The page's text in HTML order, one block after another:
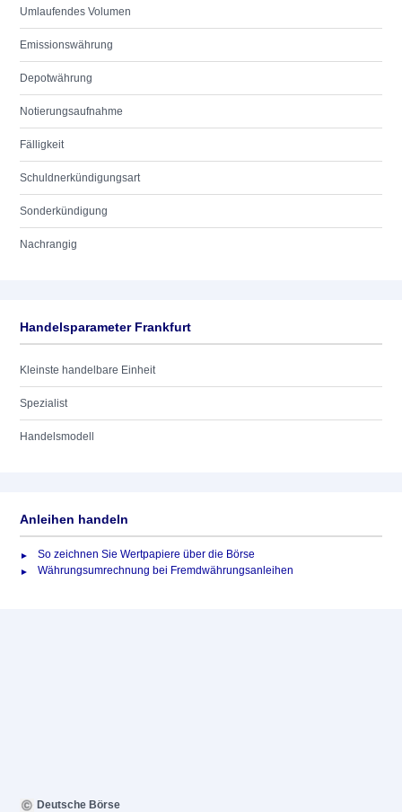
Umlaufendes Volumen
Emissionswährung
Depotwährung
Notierungsaufnahme
Fälligkeit
Schuldnerkündigungsart
Sonderkündigung
Nachrangig
Handelsparameter Frankfurt
Kleinste handelbare Einheit
Spezialist
Handelsmodell
Anleihen handeln
So zeichnen Sie Wertpapiere über die Börse
Währungsumrechnung bei Fremdwährungsanleihen
Deutsche Börse